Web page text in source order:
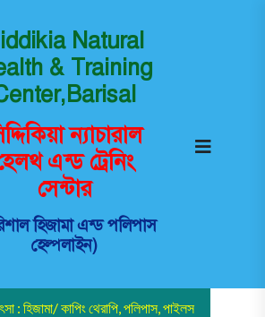
Natural
& Training
ন্যাচারাল
এন্ড ট্রেনিং
সেন্টার
হিজামা এন্ড পলিপাস
হেল্পলাইন)
: হিজামা/ কাপিং থেরাপি, পলিপাস, পাইলস